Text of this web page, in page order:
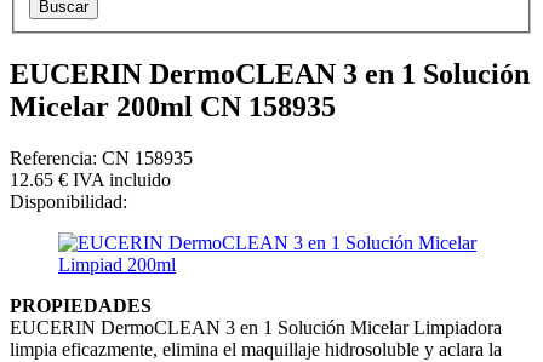
EUCERIN DermoCLEAN 3 en 1 Solución
Micelar 200ml CN 158935
Referencia: CN 158935
12.65 € IVA incluido
Disponibilidad:
PROPIEDADES
EUCERIN DermoCLEAN 3 en 1 Solución Micelar Limpiadora
limpia eficazmente, elimina el maquillaje hidrosoluble y aclara la